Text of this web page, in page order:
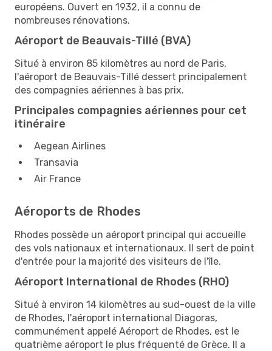
européens. Ouvert en 1932, il a connu de
nombreuses rénovations.
Aéroport de Beauvais-Tillé (BVA)
Situé à environ 85 kilomètres au nord de Paris,
l'aéroport de Beauvais-Tillé dessert principalement
des compagnies aériennes à bas prix.
Principales compagnies aériennes pour cet
itinéraire
Aegean Airlines
Transavia
Air France
Aéroports de Rhodes
Rhodes possède un aéroport principal qui accueille
des vols nationaux et internationaux. Il sert de point
d'entrée pour la majorité des visiteurs de l'île.
Aéroport International de Rhodes (RHO)
Situé à environ 14 kilomètres au sud-ouest de la ville
de Rhodes, l'aéroport international Diagoras,
communément appelé Aéroport de Rhodes, est le
quatrième aéroport le plus fréquenté de Grèce. Il a